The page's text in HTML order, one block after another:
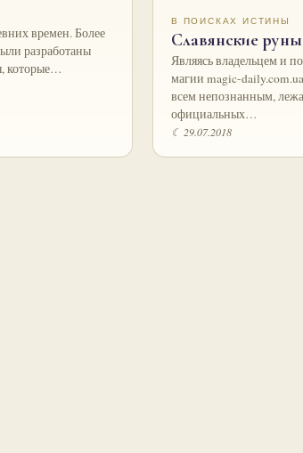
времен. Более
разработаны
которые…
В ПОИСКАХ ИСТИНЫ
Славянские руны
Являясь владельцем и
магии magic-
всем непознанным,
официальных…
☾ 29.07.2018